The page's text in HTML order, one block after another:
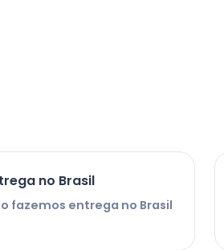
no Brasil
fazemos entrega no Brasil